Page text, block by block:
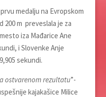
medalju na Evropskom
200 m preveslala je za
iza Mađarice Ane
i Slovenke Anje
sekundi.
ostvarenom rezultatu”-
kajakašice Milice